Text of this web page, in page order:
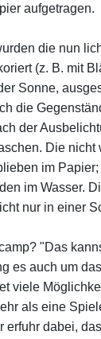
aufgetragen.
die nun
(z. B. mit
Sonne,
die
der
Die
im
im Wasser.
nur in einer
"Das
es auch um
viele
als eine
erfuhr dabei,